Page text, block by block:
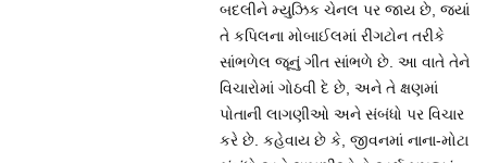
બદલીને મ્યુઝિક ચેનલ પર જાય છે, જ્યાં
તે કપિલના મોબાઈલમાં રીંગટોન તરીકે
સાંભળેલ જૂનું ગીત સાંભળે છે. આ વાતે તેને
વિચારોમાં ગોઠવી દે છે, અને તે ક્ષણમાં
પોતાની લાગણીઓ અને સંબંધો પર વિચાર
કરે છે. કહેવાય છે કે, જીવનમાં નાના-મોટા